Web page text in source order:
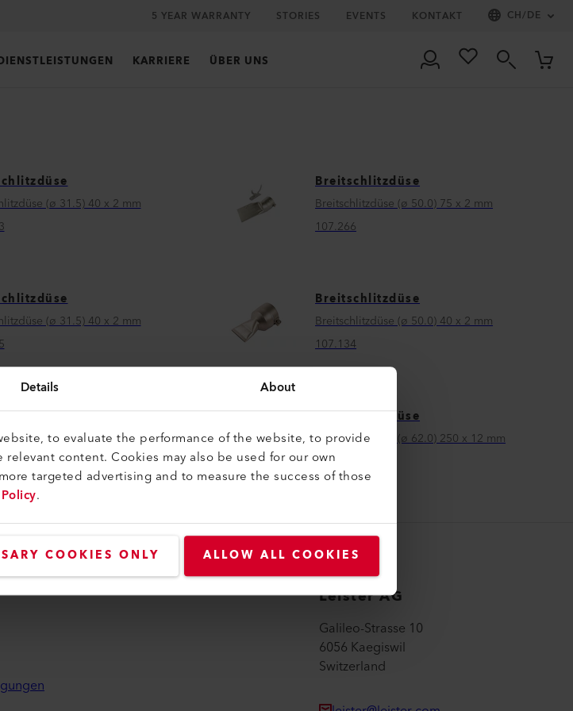
Details About
to evaluate the performance of the website, to provide
content. Cookies may also be used for our own
targeted advertising and to measure the success of those
.
COOKIES ONLY ALLOW ALL COOKIES
5 YEAR WARRANTY STORIES EVENTS KONTAKT CH/DE
KARRIERE ÜBER UNS
(ø 31.5) 40 x 2 mm
Breitschlitzdüse
Breitschlitzdüse (ø 50.0) 75 x 2 mm
107.266
(ø 31.5) 40 x 2 mm
Breitschlitzdüse
Breitschlitzdüse (ø 50.0) 40 x 2 mm
107.134
(ø 92.0) 130 x 16 mm
Breitschlitzdüse
Breitschlitzdüse (ø 62.0) 250 x 12 mm
107.263
Leister AG
Galileo-Strasse 10
6056 Kaegiswil
Switzerland